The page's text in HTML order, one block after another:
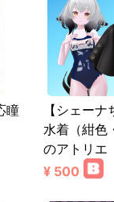
瞳
【シェー
水着（紺色
のアトリエ
¥ 500